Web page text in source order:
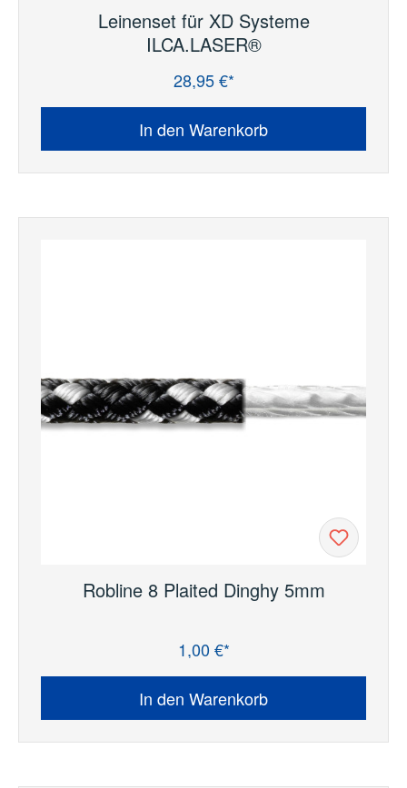
Leinenset für XD Systeme
ILCA.LASER®
28,95 €*
In den Warenkorb
Robline 8 Plaited Dinghy 5mm
1,00 €*
In den Warenkorb